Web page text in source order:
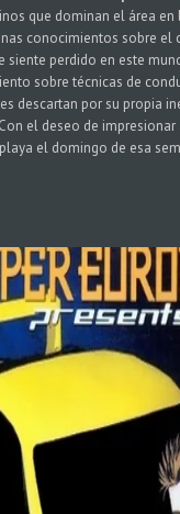
que dominan el área
conocimientos sobre
siente perdido en este
sobre técnicas de
descartan por su propia
el deseo de impresionar
el domingo de esa